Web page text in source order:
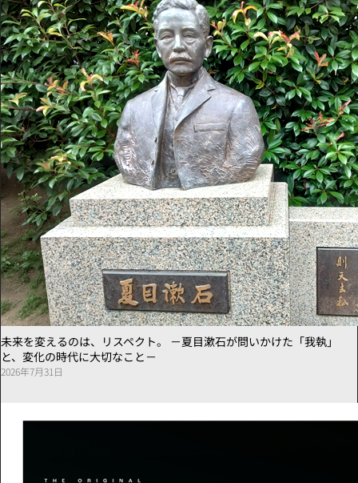
未来を変えるのは、リスペクト。 －夏目漱石が問いかけた「我執」
と、変化の時代に大切なこと－
2026年7月31日